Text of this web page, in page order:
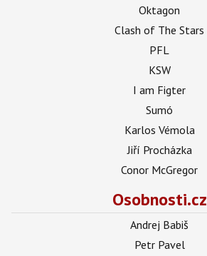
Oktagon
Clash of The Stars
PFL
KSW
I am Figter
Sumó
Karlos Vémola
Jiří Procházka
Conor McGregor
Osobnosti.cz
Andrej Babiš
Petr Pavel